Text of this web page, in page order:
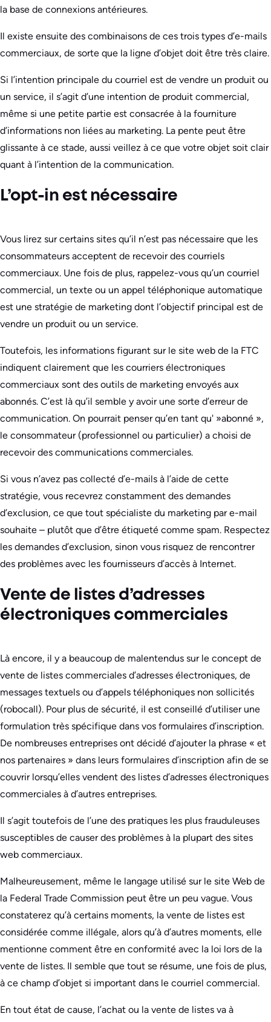
la base de connexions antérieures.
Il existe ensuite des combinaisons de ces trois types d’e-mails
commerciaux, de sorte que la ligne d’objet doit être très claire.
Si l’intention principale du courriel est de vendre un produit ou
un service, il s’agit d’une intention de produit commercial,
même si une petite partie est consacrée à la fourniture
d’informations non liées au marketing. La pente peut être
glissante à ce stade, aussi veillez à ce que votre objet soit clair
quant à l’intention de la communication.
L’opt-in est nécessaire
Vous lirez sur certains sites qu’il n’est pas nécessaire que les
consommateurs acceptent de recevoir des courriels
commerciaux. Une fois de plus, rappelez-vous qu’un courriel
commercial, un texte ou un appel téléphonique automatique
est une stratégie de marketing dont l’objectif principal est de
vendre un produit ou un service.
Toutefois, les informations figurant sur le site web de la FTC
indiquent clairement que les courriers électroniques
commerciaux sont des outils de marketing envoyés aux
abonnés. C’est là qu’il semble y avoir une sorte d’erreur de
communication. On pourrait penser qu’en tant qu' »abonné »,
le consommateur (professionnel ou particulier) a choisi de
recevoir des communications commerciales.
Si vous n’avez pas collecté d’e-mails à l’aide de cette
stratégie, vous recevrez constamment des demandes
d’exclusion, ce que tout spécialiste du marketing par e-mail
souhaite – plutôt que d’être étiqueté comme spam. Respectez
les demandes d’exclusion, sinon vous risquez de rencontrer
des problèmes avec les fournisseurs d’accès à Internet.
Vente de listes d’adresses
électroniques commerciales
Là encore, il y a beaucoup de malentendus sur le concept de
vente de listes commerciales d’adresses électroniques, de
messages textuels ou d’appels téléphoniques non sollicités
(robocall). Pour plus de sécurité, il est conseillé d’utiliser une
formulation très spécifique dans vos formulaires d’inscription.
De nombreuses entreprises ont décidé d’ajouter la phrase « et
nos partenaires » dans leurs formulaires d’inscription afin de se
couvrir lorsqu’elles vendent des listes d’adresses électroniques
commerciales à d’autres entreprises.
Il s’agit toutefois de l’une des pratiques les plus frauduleuses
susceptibles de causer des problèmes à la plupart des sites
web commerciaux.
Malheureusement, même le langage utilisé sur le site Web de
la Federal Trade Commission peut être un peu vague. Vous
constaterez qu’à certains moments, la vente de listes est
considérée comme illégale, alors qu’à d’autres moments, elle
mentionne comment être en conformité avec la loi lors de la
vente de listes. Il semble que tout se résume, une fois de plus,
à ce champ d’objet si important dans le courriel commercial.
En tout état de cause, l’achat ou la vente de listes va à